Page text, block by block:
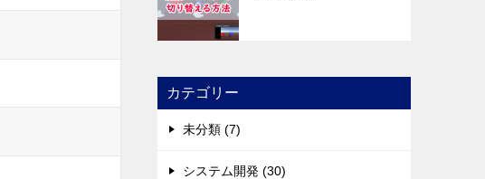
カテゴリー
未分類 (7)
システム開発 (30)